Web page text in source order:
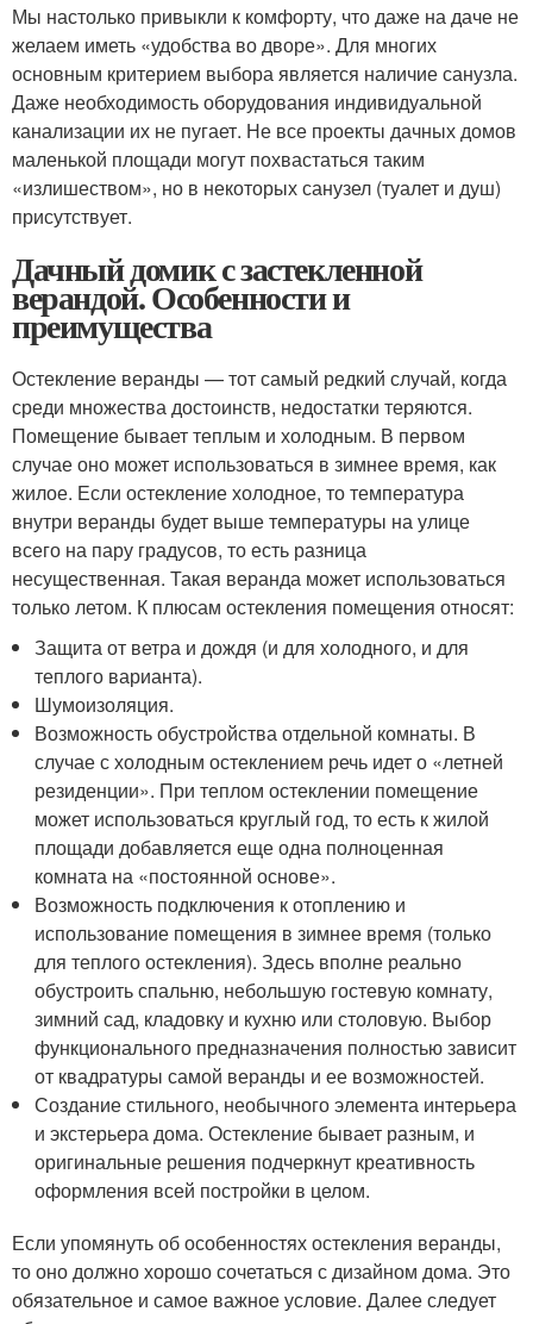
Мы настолько привыкли к комфорту, что даже на даче не
желаем иметь «удобства во дворе». Для многих
основным критерием выбора является наличие санузла.
Даже необходимость оборудования индивидуальной
канализации их не пугает. Не все проекты дачных домов
маленькой площади могут похвастаться таким
«излишеством», но в некоторых санузел (туалет и душ)
присутствует.
Дачный домик с застекленной
верандой. Особенности и
преимущества
Остекление веранды — тот самый редкий случай, когда
среди множества достоинств, недостатки теряются.
Помещение бывает теплым и холодным. В первом
случае оно может использоваться в зимнее время, как
жилое. Если остекление холодное, то температура
внутри веранды будет выше температуры на улице
всего на пару градусов, то есть разница
несущественная. Такая веранда может использоваться
только летом. К плюсам остекления помещения относят:
Защита от ветра и дождя (и для холодного, и для
теплого варианта).
Шумоизоляция.
Возможность обустройства отдельной комнаты. В
случае с холодным остеклением речь идет о «летней
резиденции». При теплом остеклении помещение
может использоваться круглый год, то есть к жилой
площади добавляется еще одна полноценная
комната на «постоянной основе».
Возможность подключения к отоплению и
использование помещения в зимнее время (только
для теплого остекления). Здесь вполне реально
обустроить спальню, небольшую гостевую комнату,
зимний сад, кладовку и кухню или столовую. Выбор
функционального предназначения полностью зависит
от квадратуры самой веранды и ее возможностей.
Создание стильного, необычного элемента интерьера
и экстерьера дома. Остекление бывает разным, и
оригинальные решения подчеркнут креативность
оформления всей постройки в целом.
Если упомянуть об особенностях остекления веранды,
то оно должно хорошо сочетаться с дизайном дома. Это
обязательное и самое важное условие. Далее следует